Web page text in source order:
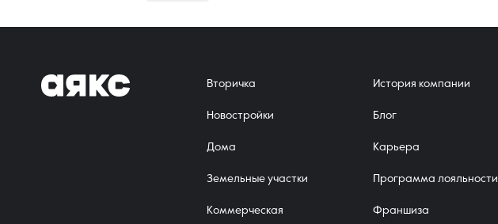
Вторичка
Новостройки
Дома
Земельные участки
Коммерческая
История компании
Блог
Карьера
Программа лояльности
Франшиза